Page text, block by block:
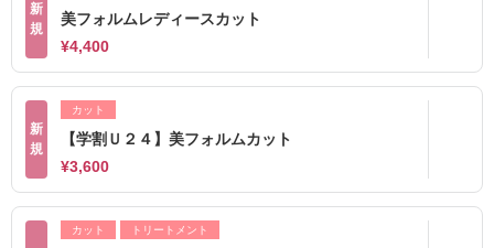
新
規
美フォルムレディースカット
¥4,400
新
規
カット
【学割Ｕ２４】美フォルムカット
¥3,600
カット トリートメント